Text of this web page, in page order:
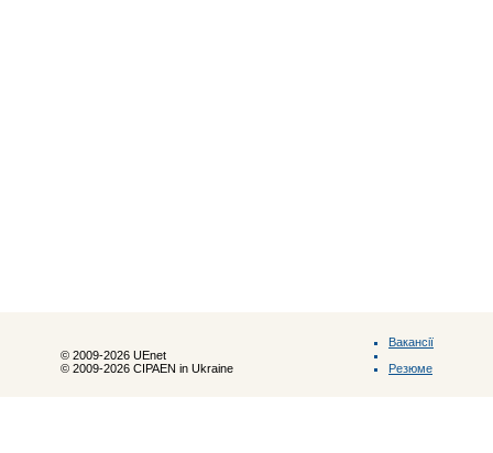
© 2009-2026 UEnet
© 2009-2026 CIPAEN in Ukraine
Вакансії
Резюме